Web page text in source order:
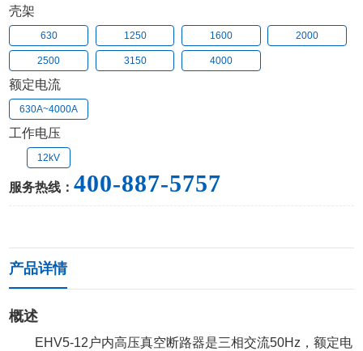
壳架
630 1250 1600 2000
2500 3150 4000
额定电流
630A~4000A
工作电压
12kV
服务热线：400-887-5757
产品详情
概述
EHV5-12户内高压真空断路器是三相交流50Hz，额定电